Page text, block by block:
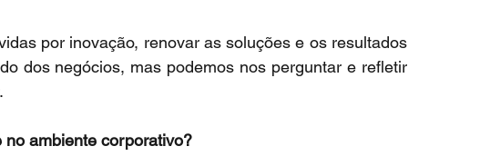
por inovação, renovar as soluções e os resultados
dos negócios, mas podemos nos perguntar e refletir
ambiente corporativo?